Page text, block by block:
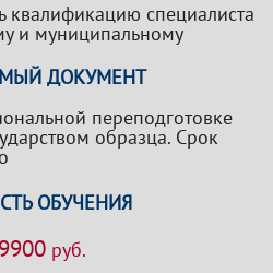
специалиста
и муниципальному
ДОКУМЕНТ
переподготовке
образца. Срок
ОБУЧЕНИЯ
9900 руб.